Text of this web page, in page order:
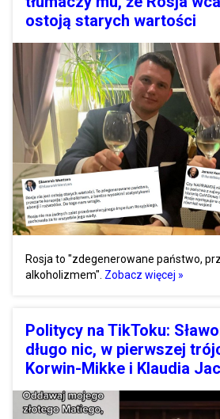
ostoją starych wartości
Rosja to "zdegenerowane państwo,
alkoholizmem". Zobacz więcej »
Politycy na TikToku:
długo nic, w pierwszej
Korwin-Mikke i Klaudia